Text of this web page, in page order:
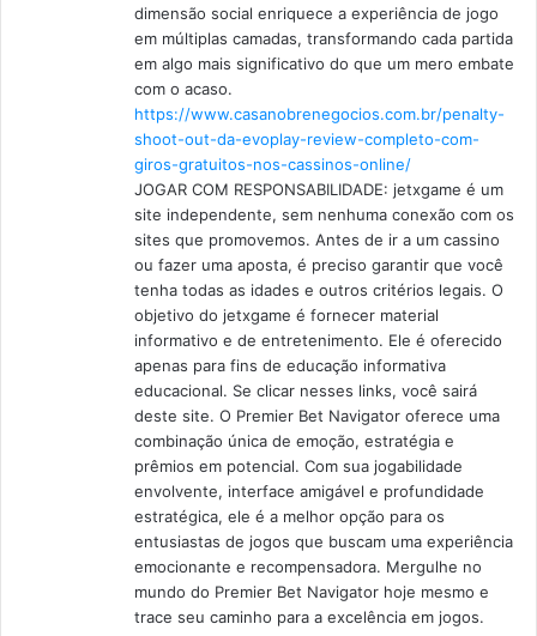
dimensão social enriquece a experiência de jogo
em múltiplas camadas, transformando cada partida
em algo mais significativo do que um mero embate
com o acaso.
https://www.casanobrenegocios.com.br/penalty-
shoot-out-da-evoplay-review-completo-com-
giros-gratuitos-nos-cassinos-online/
JOGAR COM RESPONSABILIDADE: jetxgame é um
site independente, sem nenhuma conexão com os
sites que promovemos. Antes de ir a um cassino
ou fazer uma aposta, é preciso garantir que você
tenha todas as idades e outros critérios legais. O
objetivo do jetxgame é fornecer material
informativo e de entretenimento. Ele é oferecido
apenas para fins de educação informativa
educacional. Se clicar nesses links, você sairá
deste site. O Premier Bet Navigator oferece uma
combinação única de emoção, estratégia e
prêmios em potencial. Com sua jogabilidade
envolvente, interface amigável e profundidade
estratégica, ele é a melhor opção para os
entusiastas de jogos que buscam uma experiência
emocionante e recompensadora. Mergulhe no
mundo do Premier Bet Navigator hoje mesmo e
trace seu caminho para a excelência em jogos.